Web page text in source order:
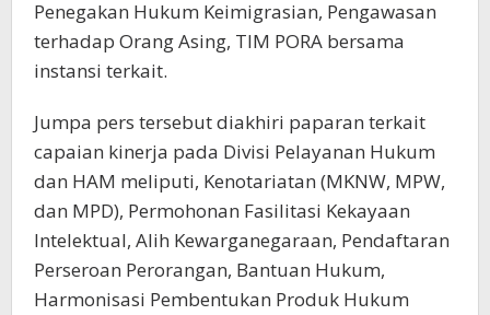
Penegakan Hukum Keimigrasian, Pengawasan
terhadap Orang Asing, TIM PORA bersama
instansi terkait.
Jumpa pers tersebut diakhiri paparan terkait
capaian kinerja pada Divisi Pelayanan Hukum
dan HAM meliputi, Kenotariatan (MKNW, MPW,
dan MPD), Permohonan Fasilitasi Kekayaan
Intelektual, Alih Kewarganegaraan, Pendaftaran
Perseroan Perorangan, Bantuan Hukum,
Harmonisasi Pembentukan Produk Hukum